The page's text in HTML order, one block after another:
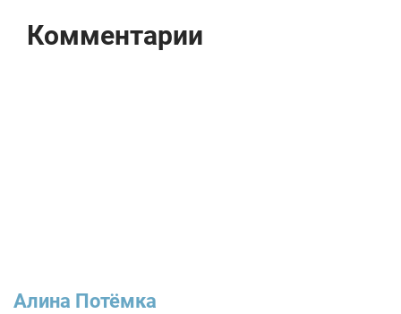
Комментарии
Алина Потёмка